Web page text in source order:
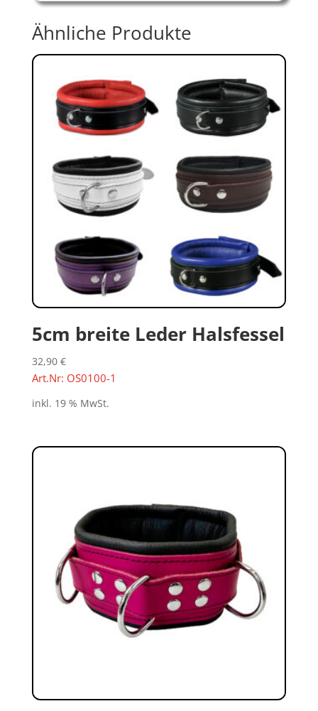
Ähnliche Produkte
5cm breite Leder Halsfessel
32,90 €
Art.Nr: OS0100-1
inkl. 19 % MwSt.